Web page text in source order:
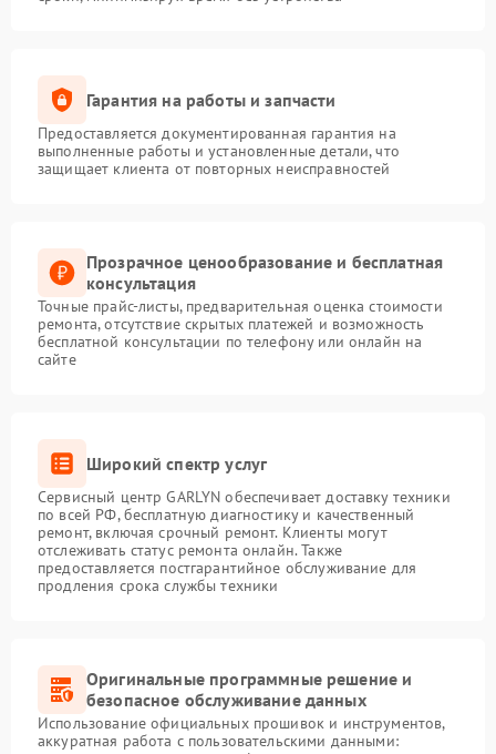
Гарантия на работы и запчасти
Предоставляется документированная гарантия на
выполненные работы и установленные детали, что
защищает клиента от повторных неисправностей
Прозрачное ценообразование и бесплатная
консультация
Точные прайс-листы, предварительная оценка стоимости
ремонта, отсутствие скрытых платежей и возможность
бесплатной консультации по телефону или онлайн на
сайте
Широкий спектр услуг
Сервисный центр GARLYN обеспечивает доставку техники
по всей РФ, бесплатную диагностику и качественный
ремонт, включая срочный ремонт. Клиенты могут
отслеживать статус ремонта онлайн. Также
предоставляется постгарантийное обслуживание для
продления срока службы техники
Оригинальные программные решение и
безопасное обслуживание данных
Использование официальных прошивок и инструментов,
аккуратная работа с пользовательскими данными: